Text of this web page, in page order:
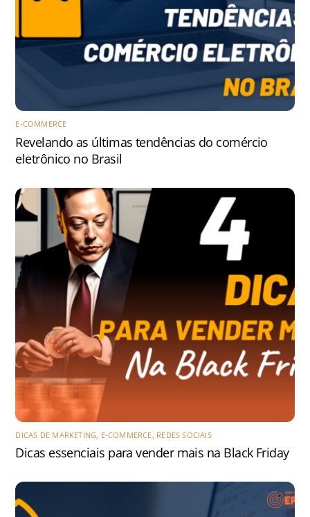
E-COMMERCE
Revelando as últimas tendências do comércio
eletrônico no Brasil
DICAS DE MARKETING, E-COMMERCE, REDES SOCIAIS
Dicas essenciais para vender mais na Black Friday